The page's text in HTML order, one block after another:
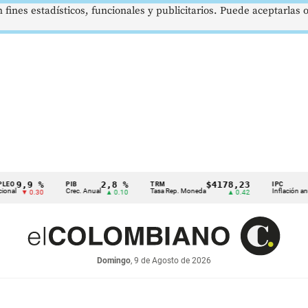
% PIB
Crec. Anual
2,8 %
▲ 0.10
TRM
Tasa Rep. Moneda
$4178,23
▲ 0.42
IPC
Inflación anual ▼
Domingo, 9 de Agosto de 2026
estadísticos, funcionales y publicitarios. Puede aceptarlas